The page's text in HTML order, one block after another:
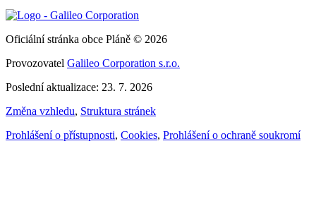
Oficiální stránka obce Pláně © 2026
Provozovatel Galileo Corporation s.r.o.
Poslední aktualizace: 23. 7. 2026
Změna vzhledu, Struktura stránek
Prohlášení o přístupnosti, Cookies, Prohlášení o ochraně soukromí